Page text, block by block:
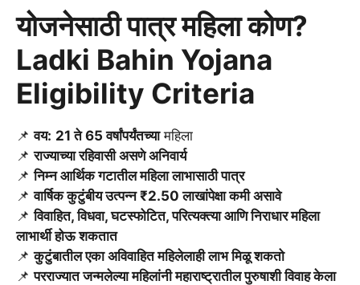
योजनेसाठी पात्र महिला कोण?
Ladki Bahin Yojana
Eligibility Criteria
📌वय: 21 ते 65 वर्षांपर्यंतच्यामहिला
📌राज्याच्या रहिवासी असणे अनिवार्य
📌निम्न आर्थिक गटातील महिला लाभासाठी पात्र
📌वार्षिक कुटुंबीय उत्पन्न ₹2.50 लाखांपेक्षा कमी असावे
📌विवाहित, विधवा, घटस्फोटित, परित्यक्त्या आणि निराधार महिला
लाभार्थी होऊ शकतात
📌कुटुंबातील एका अविवाहित महिलेलाही लाभ मिळू शकतो
📌परराज्यात जन्मलेल्या महिलांनी महाराष्ट्रातील पुरुषाशी विवाह केला